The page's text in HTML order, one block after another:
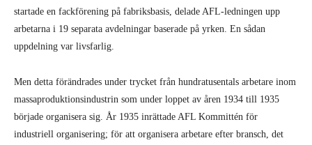
startade en fackförening på fabriksbasis, delade AFL-ledningen upp
arbetarna i 19 separata avdelningar baserade på yrken. En sådan
uppdelning var livsfarlig.
Men detta förändrades under trycket från hundratusentals arbetare inom
massaproduktionsindustrin som under loppet av åren 1934 till 1935
började organisera sig. År 1935 inrättade AFL Kommittén för
industriell organisering; för att organisera arbetare efter bransch, det